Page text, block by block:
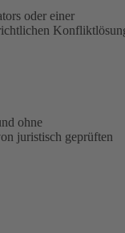
oder einer
ohne
juristisch geprüften